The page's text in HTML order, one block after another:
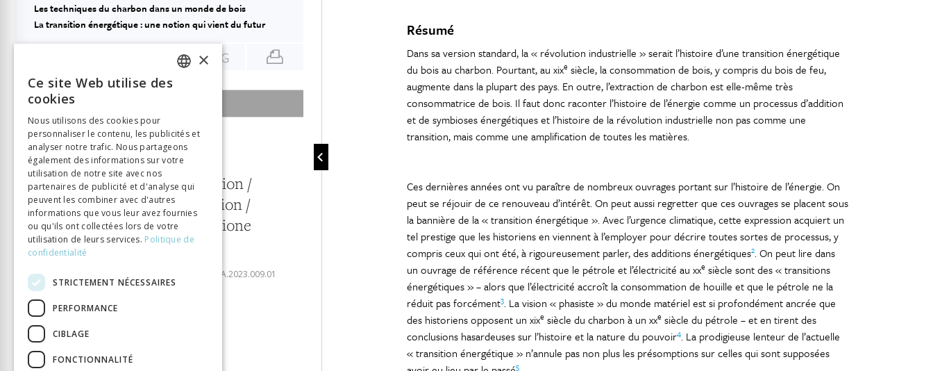
Résumé
Dans sa version standard, la « révolution industrielle » serait l’histoire d’une transition énergétique
du bois au charbon. Pourtant, au xixe siècle, la consommation de bois, y compris du bois de feu,
augmente dans la plupart des pays. En outre, l’extraction de charbon est elle-même très
consommatrice de bois. Il faut donc raconter l’histoire de l’énergie comme un processus d’addition
et de symbioses énergétiques et l’histoire de la révolution industrielle non pas comme une
transition, mais comme une amplification de toutes les matières.
Ces dernières années ont vu paraître de nombreux ouvrages portant sur l’histoire de l’énergie. On
peut se réjouir de ce renouveau d’intérêt. On peut aussi regretter que ces ouvrages se placent sous
la bannière de la « transition énergétique ». Avec l’urgence climatique, cette expression acquiert un
tel prestige que les historiens en viennent à l’employer pour décrire toutes sortes de processus, y
compris ceux qui ont été, à rigoureusement parler, des additions énergétiques2. On peut lire dans
un ouvrage de référence récent que le pétrole et l’électricité au xxe siècle sont des « transitions
énergétiques » – alors que l’électricité accroît la consommation de houille et que le pétrole ne la
réduit pas forcément3. La vision « phasiste » du monde matériel est si profondément ancrée que
des historiens opposent un xixe siècle du charbon à un xxe siècle du pétrole – et en tirent des
conclusions hasardeuses sur l’histoire et la nature du pouvoir4. La prodigieuse lenteur de l’actuelle
« transition énergétique » n’annule pas non plus les présomptions sur celles qui sont supposées
5
Les techniques du charbon dans un monde de bois
La transition énergétique : une notion qui vient du futur
ENG
SOMMAIRE DU NUMÉRO
1 juin 2023
9
Technique et innovation /
Technik und Innovation /
Tecnologia e innovazione
10.33055/DIDACTICAHISTORICA.2023.009.01
ÉDITORIAL
Technique et innovation
ITALIAN
×
Ce site Web utilise des
cookies
Nous utilisons des cookies pour
personnaliser le contenu, les publicités et
analyser notre trafic. Nous partageons
également des informations sur votre
utilisation de notre site avec nos
partenaires de publicité et d'analyse qui
peuvent les combiner avec d'autres
informations que vous leur avez fournies
ou qu'ils ont collectées lors de votre
utilisation de leurs services. Politique de
confidentialité
STRICTEMENT NÉCESSAIRES
PERFORMANCE
CIBLAGE
FONCTIONNALITÉ